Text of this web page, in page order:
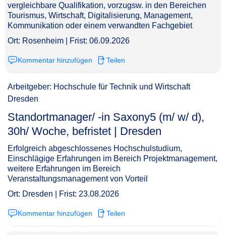
vergleichbare Qualifikation, vorzugsw. in den Bereichen
Tourismus, Wirtschaft, Digitalisierung, Management,
Kommunikation oder einem verwandten Fachgebiet
Ort: Rosenheim | Frist: 06.09.2026
Kommentar hinzufügen Teilen
Arbeitgeber: Hochschule für Technik und Wirtschaft
Dresden
Standortmanager/ -in Saxony5 (m/ w/ d),
30h/ Woche, befristet | Dresden​‌‌‌‌​‌​‌‌‌‌‌​​​​‌‌
Erfolgreich abgeschlossenes Hochschulstudium,
Einschlägige Erfahrungen im Bereich Projektmanagement,
weitere Erfahrungen im Bereich
Veranstaltungsmanagement von Vorteil
Ort: Dresden | Frist: 23.08.2026
Kommentar hinzufügen Teilen